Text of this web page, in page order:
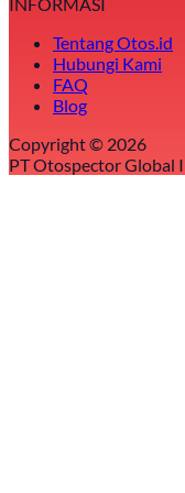
INFORMASI
Tentang Otos.id
Hubungi Kami
FAQ
Blog
Copyright © 2026
PT Otospector Global